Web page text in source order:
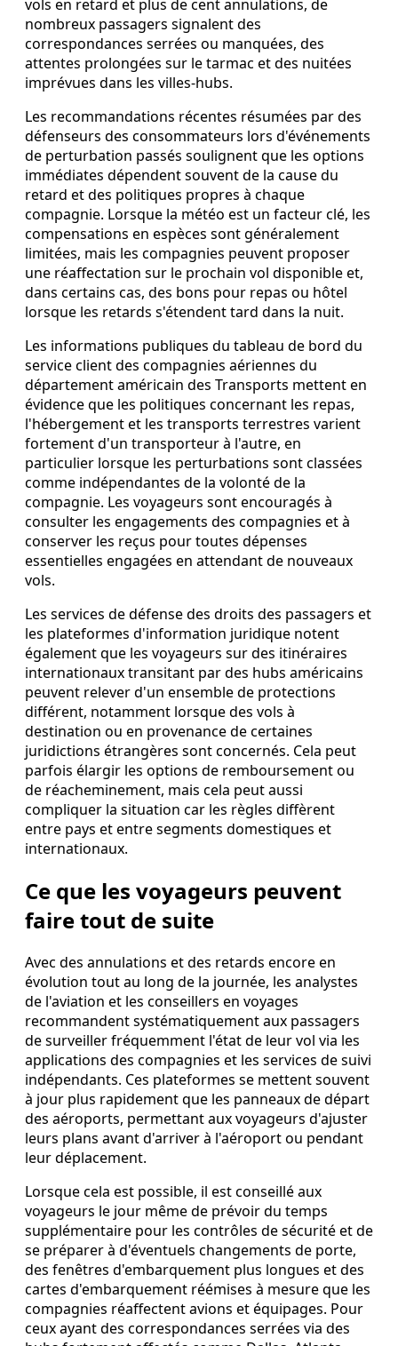
vols en retard et plus de cent annulations, de
nombreux passagers signalent des
correspondances serrées ou manquées, des
attentes prolongées sur le tarmac et des nuitées
imprévues dans les villes-hubs.
Les recommandations récentes résumées par des
défenseurs des consommateurs lors d'événements
de perturbation passés soulignent que les options
immédiates dépendent souvent de la cause du
retard et des politiques propres à chaque
compagnie. Lorsque la météo est un facteur clé, les
compensations en espèces sont généralement
limitées, mais les compagnies peuvent proposer
une réaffectation sur le prochain vol disponible et,
dans certains cas, des bons pour repas ou hôtel
lorsque les retards s'étendent tard dans la nuit.
Les informations publiques du tableau de bord du
service client des compagnies aériennes du
département américain des Transports mettent en
évidence que les politiques concernant les repas,
l'hébergement et les transports terrestres varient
fortement d'un transporteur à l'autre, en
particulier lorsque les perturbations sont classées
comme indépendantes de la volonté de la
compagnie. Les voyageurs sont encouragés à
consulter les engagements des compagnies et à
conserver les reçus pour toutes dépenses
essentielles engagées en attendant de nouveaux
vols.
Les services de défense des droits des passagers et
les plateformes d'information juridique notent
également que les voyageurs sur des itinéraires
internationaux transitant par des hubs américains
peuvent relever d'un ensemble de protections
différent, notamment lorsque des vols à
destination ou en provenance de certaines
juridictions étrangères sont concernés. Cela peut
parfois élargir les options de remboursement ou
de réacheminement, mais cela peut aussi
compliquer la situation car les règles diffèrent
entre pays et entre segments domestiques et
internationaux.
Ce que les voyageurs peuvent
faire tout de suite
Avec des annulations et des retards encore en
évolution tout au long de la journée, les analystes
de l'aviation et les conseillers en voyages
recommandent systématiquement aux passagers
de surveiller fréquemment l'état de leur vol via les
applications des compagnies et les services de suivi
indépendants. Ces plateformes se mettent souvent
à jour plus rapidement que les panneaux de départ
des aéroports, permettant aux voyageurs d'ajuster
leurs plans avant d'arriver à l'aéroport ou pendant
leur déplacement.
Lorsque cela est possible, il est conseillé aux
voyageurs le jour même de prévoir du temps
supplémentaire pour les contrôles de sécurité et de
se préparer à d'éventuels changements de porte,
des fenêtres d'embarquement plus longues et des
cartes d'embarquement réémises à mesure que les
compagnies réaffectent avions et équipages. Pour
ceux ayant des correspondances serrées via des